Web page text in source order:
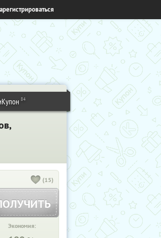
84
(15)
Экономия: